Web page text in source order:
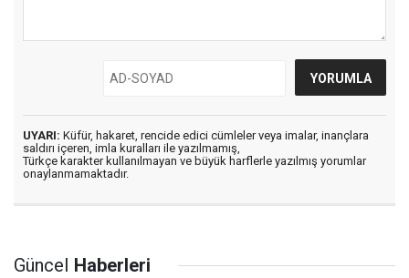
UYARI: Küfür, hakaret, rencide edici cümleler veya imalar, inançlara
saldırı içeren, imla kuralları ile yazılmamış,
Türkçe karakter kullanılmayan ve büyük harflerle yazılmış yorumlar
onaylanmamaktadır.
Güncel Haberleri